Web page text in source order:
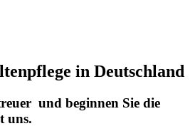
in Deutschland
und beginnen Sie die
uns.